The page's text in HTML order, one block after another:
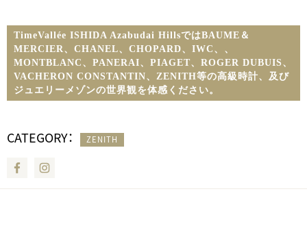
TimeVallée ISHIDA Azabudai HillsではBAUME＆
MERCIER、CHANEL、CHOPARD、IWC、 、
MONTBLANC、PANERAI、PIAGET、ROGER DUBUIS、
VACHERON CONSTANTIN、ZENITH等の高級時計、及び
ジュエリーメゾンの世界観を体感ください。
CATEGORY： ZENITH
Facebook